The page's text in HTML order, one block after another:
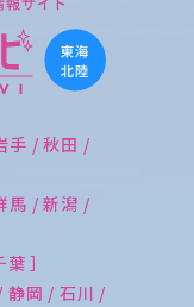
手 / 秋田 /
馬 / 新潟 /
］
静岡 / 石川 /